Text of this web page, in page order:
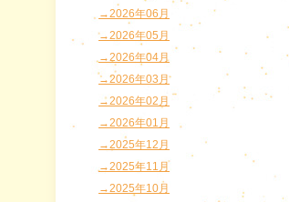
→2026年06月
→2026年05月
→2026年04月
→2026年03月
→2026年02月
→2026年01月
→2025年12月
→2025年11月
→2025年10月